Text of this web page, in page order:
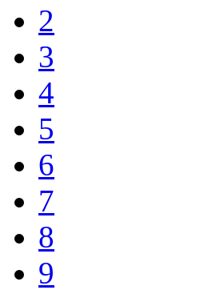
2
3
4
5
6
7
8
9